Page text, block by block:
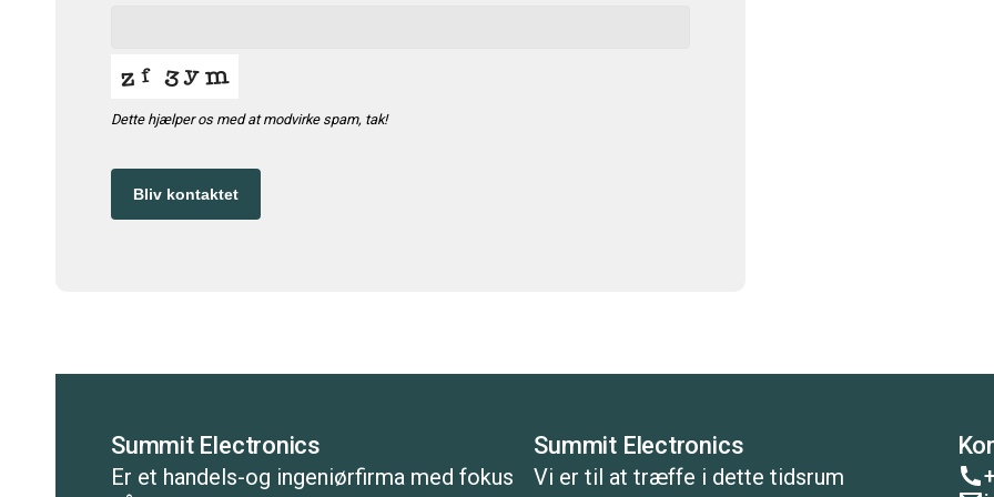
Dette hjælper os med at modvirke spam, tak!
Bliv kontaktet
Summit Electronics
Er et handels-og ingeniørfirma med fokus
Summit Electronics
Vi er til at træffe i dette tidsrum